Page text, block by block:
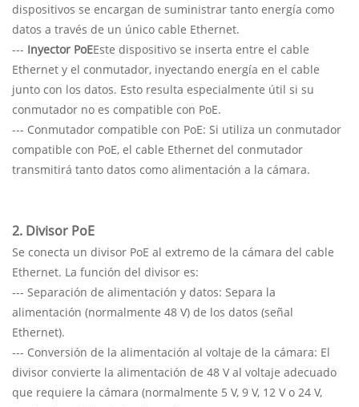
dispositivos se encargan de suministrar tanto energía como
datos a través de un único cable Ethernet.
--- Inyector PoEEste dispositivo se inserta entre el cable
Ethernet y el conmutador, inyectando energía en el cable
junto con los datos. Esto resulta especialmente útil si su
conmutador no es compatible con PoE.
--- Conmutador compatible con PoE: Si utiliza un conmutador
compatible con PoE, el cable Ethernet del conmutador
transmitirá tanto datos como alimentación a la cámara.
2. Divisor PoE
Se conecta un divisor PoE al extremo de la cámara del cable
Ethernet. La función del divisor es:
--- Separación de alimentación y datos: Separa la
alimentación (normalmente 48 V) de los datos (señal
Ethernet).
--- Conversión de la alimentación al voltaje de la cámara: El
divisor convierte la alimentación de 48 V al voltaje adecuado
que requiere la cámara (normalmente 5 V, 9 V, 12 V o 24 V,